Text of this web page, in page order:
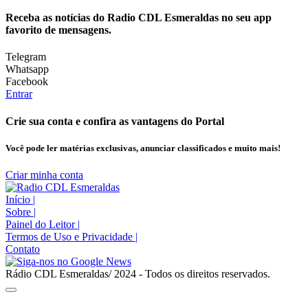
Receba as notícias do Radio CDL Esmeraldas no seu app
favorito de mensagens.
Telegram
Whatsapp
Facebook
Entrar
Crie sua conta e confira as vantagens do Portal
Você pode ler matérias exclusivas, anunciar classificados e muito mais!
Criar minha conta
Início |
Sobre |
Painel do Leitor |
Termos de Uso e Privacidade |
Contato
Rádio CDL Esmeraldas/ 2024 - Todos os direitos reservados.